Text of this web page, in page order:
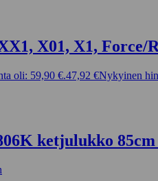
X01, X1, Force/
oli: 59,90 €.47,92 €Nykyinen
ketjulukko